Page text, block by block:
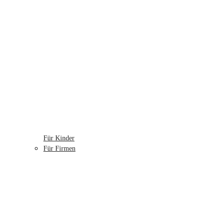
Für Kinder
Für Firmen